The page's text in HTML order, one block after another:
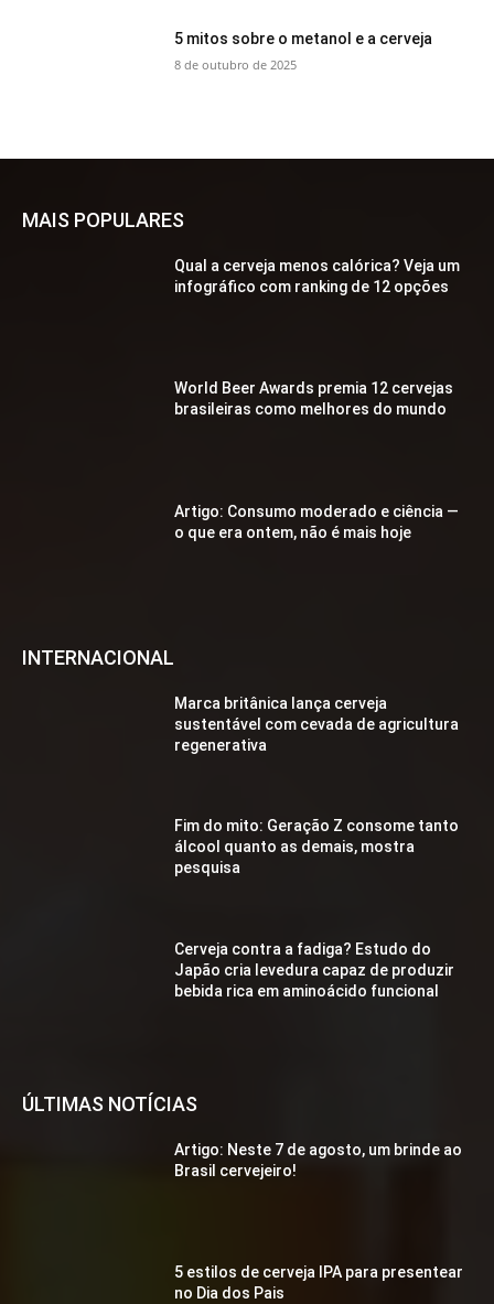
5 mitos sobre o metanol e a cerveja
8 de outubro de 2025
MAIS POPULARES
Qual a cerveja menos calórica? Veja um
infográfico com ranking de 12 opções
World Beer Awards premia 12 cervejas
brasileiras como melhores do mundo
Artigo: Consumo moderado e ciência —
o que era ontem, não é mais hoje
INTERNACIONAL
Marca britânica lança cerveja
sustentável com cevada de agricultura
regenerativa
Fim do mito: Geração Z consome tanto
álcool quanto as demais, mostra
pesquisa
Cerveja contra a fadiga? Estudo do
Japão cria levedura capaz de produzir
bebida rica em aminoácido funcional
ÚLTIMAS NOTÍCIAS
Artigo: Neste 7 de agosto, um brinde ao
Brasil cervejeiro!
5 estilos de cerveja IPA para presentear
no Dia dos Pais